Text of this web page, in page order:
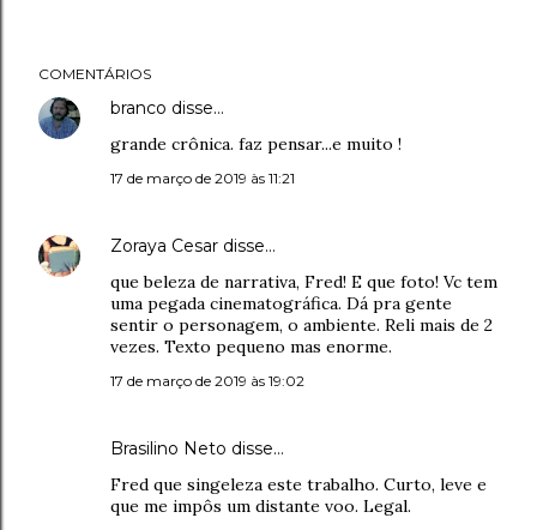
COMENTÁRIOS
branco disse…
grande crônica. faz pensar...e muito !
17 de março de 2019 às 11:21
Zoraya Cesar disse…
que beleza de narrativa, Fred! E que foto! Vc tem
uma pegada cinematográfica. Dá pra gente
sentir o personagem, o ambiente. Reli mais de 2
vezes. Texto pequeno mas enorme.
17 de março de 2019 às 19:02
Brasilino Neto disse…
Fred que singeleza este trabalho. Curto, leve e
que me impôs um distante voo. Legal.